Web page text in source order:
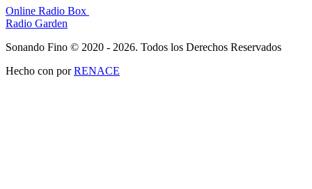
Online Radio Box
Radio Garden
Sonando Fino © 2020 - 2026. Todos los Derechos Reservados
Hecho con porRENACE